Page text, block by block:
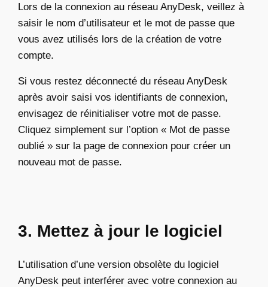
Lors de la connexion au réseau AnyDesk, veillez à
saisir le nom d’utilisateur et le mot de passe que
vous avez utilisés lors de la création de votre
compte.
Si vous restez déconnecté du réseau AnyDesk
après avoir saisi vos identifiants de connexion,
envisagez de réinitialiser votre mot de passe.
Cliquez simplement sur l’option « Mot de passe
oublié » sur la page de connexion pour créer un
nouveau mot de passe.
3. Mettez à jour le logiciel
L’utilisation d’une version obsolète du logiciel
AnyDesk peut interférer avec votre connexion au